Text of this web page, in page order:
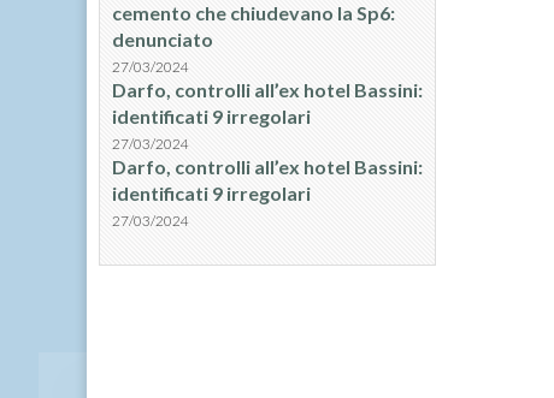
cemento che chiudevano la Sp6:
denunciato
27/03/2024
Darfo, controlli all’ex hotel Bassini:
identificati 9 irregolari
27/03/2024
Darfo, controlli all’ex hotel Bassini:
identificati 9 irregolari
27/03/2024